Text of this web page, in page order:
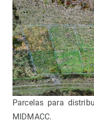
Parcelas para
MIDMACC.